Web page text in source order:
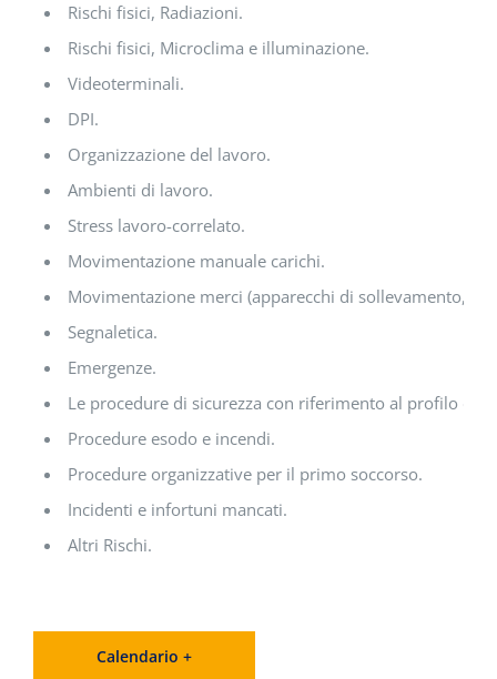
Rischi fisici, Radiazioni.
Rischi fisici, Microclima e illuminazione.
Videoterminali.
DPI.
Organizzazione del lavoro.
Ambienti di lavoro.
Stress lavoro-correlato.
Movimentazione manuale carichi.
Movimentazione merci (apparecchi di sollevamento,
Segnaletica.
Emergenze.
Le procedure di sicurezza con riferimento al profilo di
Procedure esodo e incendi.
Procedure organizzative per il primo soccorso.
Incidenti e infortuni mancati.
Altri Rischi.
Calendario +